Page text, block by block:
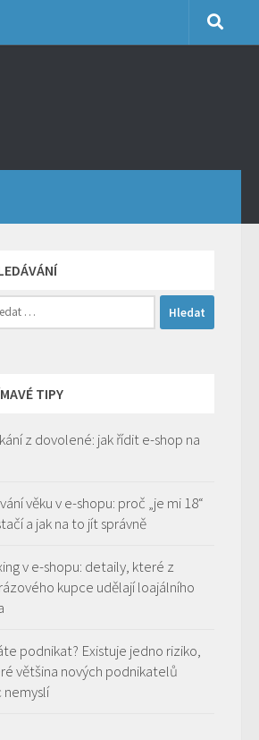
TIPY
z dovolené: jak řídit e-shop na
věku v e-shopu: proč „je mi 18“
a jak na to jít správně
v e-shopu: detaily, které z
kupce udělají loajálního
podnikat? Existuje jedno riziko,
většina nových podnikatelů